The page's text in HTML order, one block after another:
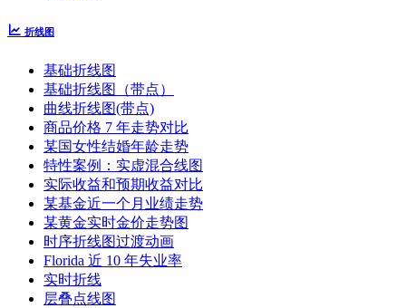
折线图
基础折线图
基础折线图（带点）
曲线折线图(带点)
商品价格 7 年走势对比
某国女性结婚年龄走势
特性案例：实虚混合线图
实际收益和预期收益对比
某基金近一个月业绩走势
某黄金实时金价走势图
时序折线图过渡动画
Florida 近 10 年失业率
实时折线
层叠点线图